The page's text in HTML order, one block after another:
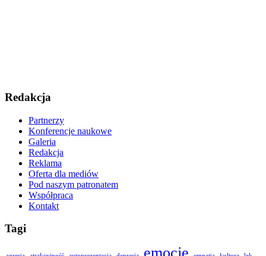
Redakcja
Partnerzy
Konferencje naukowe
Galeria
Redakcja
Reklama
Oferta dla mediów
Pod naszym patronatem
Współpraca
Kontakt
Tagi
emocje